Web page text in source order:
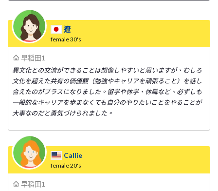
遼
female30's
早稻田1
異文化との交流ができることは想像しやすいと思いますが、むしろ
文化を超えた共有の価値観（勉強やキャリアを頑張ること）を話し
合えたのがプラスになりました。留学や休学、休職など、必ずしも
一般的なキャリアを歩まなくても自分のやりたいことをやることが
大事なのだと勇気づけられました。
Callie
female20's
早稻田1